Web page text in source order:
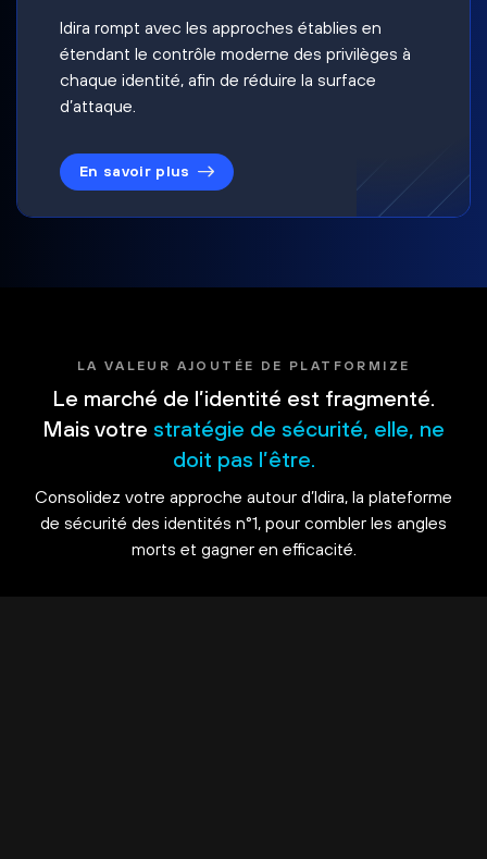
Idira rompt avec les approches établies en
étendant le contrôle moderne des privilèges à
chaque identité, afin de réduire la surface
d’attaque.
En savoir plus
LA VALEUR AJOUTÉE DE PLATFORMIZE
Le marché de l’identité est fragmenté.
Mais votre stratégie de sécurité, elle, ne
doit pas l’être.
Consolidez votre approche autour d’Idira, la plateforme
de sécurité des identités n°1, pour combler les angles
morts et gagner en efficacité.